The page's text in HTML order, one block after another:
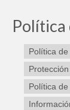
Política
Política de
Política de